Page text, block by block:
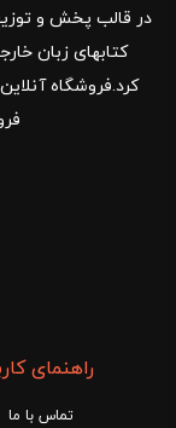
در قالب پخش و
راهنمای
تماس با ما